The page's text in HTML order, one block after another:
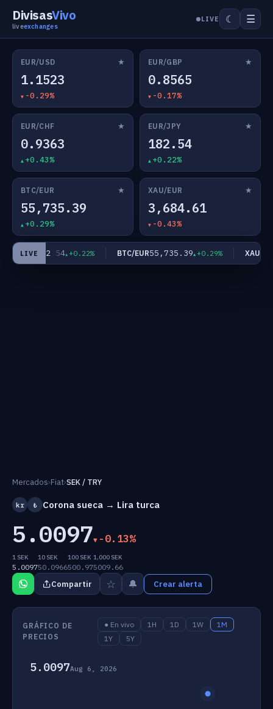
DivisasVivo
liveexchanges
LIVE ☾ ☰
EUR/USD ★
1.1523
-0.29%
EUR/GBP ★
0.8565
-0.17%
EUR/CHF ★
0.9363
+0.43%
EUR/JPY ★
182.54
+0.22%
BTC/EUR ★
55,735.39
+0.29%
XAU/EUR ★
3,684.61
-0.43%
LIVE
JPY182.54 +0.22% BTC/EUR55,735.39 +0.29% XAU/EUR
Mercados›Fiat›SEK / TRY
kr ₺ Corona sueca → Lira turca
5.0097 -0.13%
1 SEK
5.0097
10 SEK
50.0966
100 SEK
500.97
1,000 SEK
5009.66
Compartir ☆ 🔔 Crear alerta
GRÁFICO DE
PRECIOS
● En vivo 1H 1D 1W
1M
1Y
5Y
5.0097Aug 6, 2026